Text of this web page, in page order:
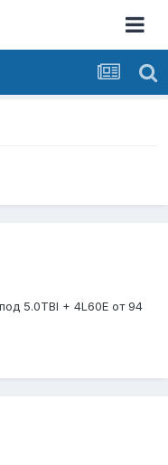
5.0TBI + 4L60E от 94